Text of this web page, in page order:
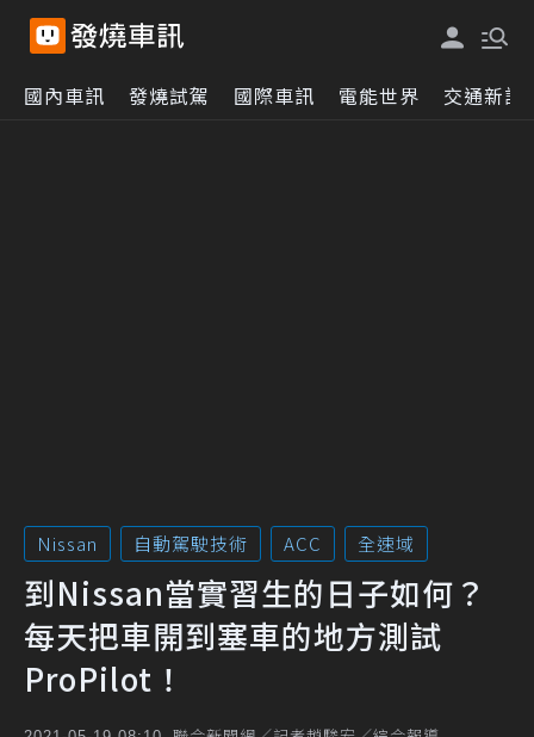
國內車訊 發燒試駕 國際車訊 電能世界 交通新訊
Nissan 自動駕駛技術 ACC 全速域
到Nissan當實習生的日子如何？
每天把車開到塞車的地方測試
ProPilot！